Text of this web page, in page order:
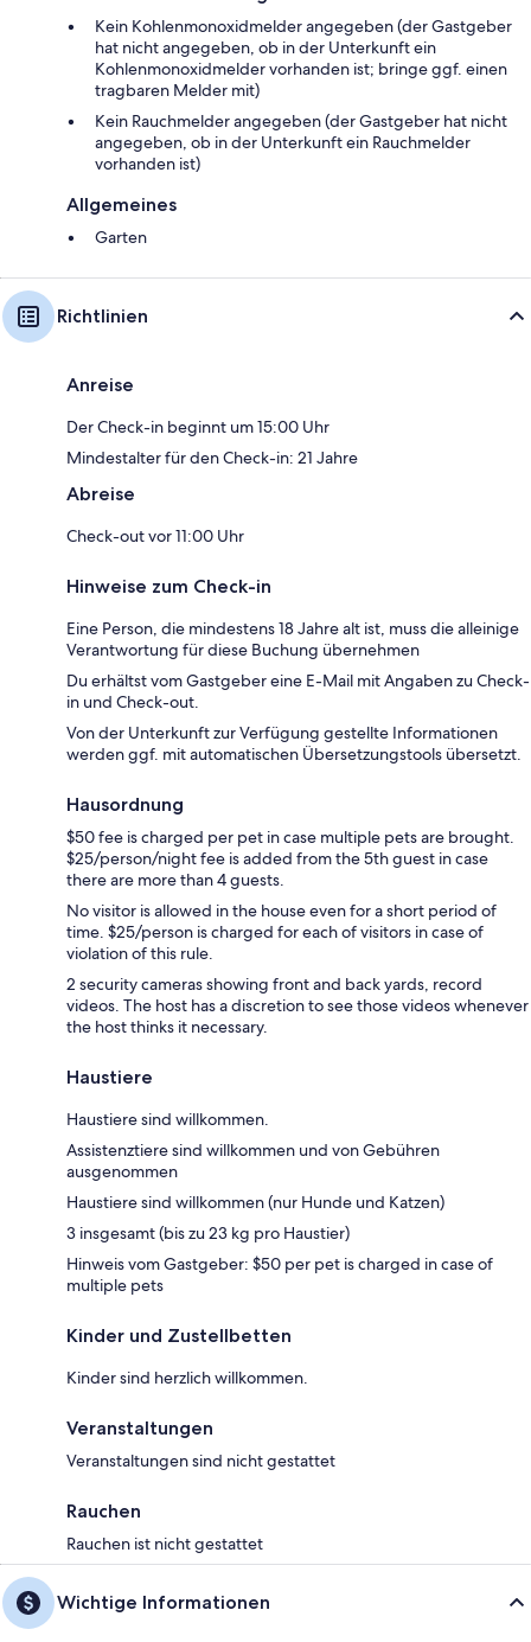
Kein Kohlenmonoxidmelder angegeben (der Gastgeber
hat nicht angegeben, ob in der Unterkunft ein
Kohlenmonoxidmelder vorhanden ist; bringe ggf. einen
tragbaren Melder mit)
Kein Rauchmelder angegeben (der Gastgeber hat nicht
angegeben, ob in der Unterkunft ein Rauchmelder
vorhanden ist)
Allgemeines
Garten
Richtlinien
Anreise
Der Check-in beginnt um 15:00 Uhr
Mindestalter für den Check-in: 21 Jahre
Abreise
Check-out vor 11:00 Uhr
Hinweise zum Check-in
Eine Person, die mindestens 18 Jahre alt ist, muss die alleinige
Verantwortung für diese Buchung übernehmen
Du erhältst vom Gastgeber eine E-Mail mit Angaben zu Check-
in und Check-out.
Von der Unterkunft zur Verfügung gestellte Informationen
werden ggf. mit automatischen Übersetzungstools übersetzt.
Hausordnung
$50 fee is charged per pet in case multiple pets are brought.
$25/person/night fee is added from the 5th guest in case
there are more than 4 guests.
No visitor is allowed in the house even for a short period of
time. $25/person is charged for each of visitors in case of
violation of this rule.
2 security cameras showing front and back yards, record
videos. The host has a discretion to see those videos whenever
the host thinks it necessary.
Haustiere
Haustiere sind willkommen.
Assistenztiere sind willkommen und von Gebühren
ausgenommen
Haustiere sind willkommen (nur Hunde und Katzen)
3 insgesamt (bis zu 23 kg pro Haustier)
Hinweis vom Gastgeber: $50 per pet is charged in case of
multiple pets
Kinder und Zustellbetten
Kinder sind herzlich willkommen.
Veranstaltungen
Veranstaltungen sind nicht gestattet
Rauchen
Rauchen ist nicht gestattet
Wichtige Informationen